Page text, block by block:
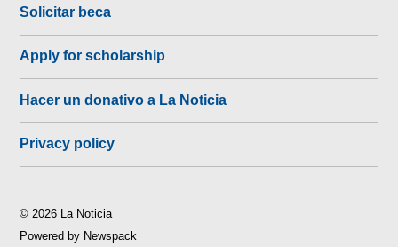
Solicitar beca
Apply for scholarship
Hacer un donativo a La Noticia
Privacy policy
© 2026 La Noticia
Powered by Newspack